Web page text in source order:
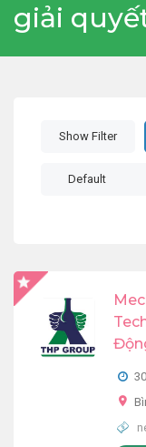
giải
Show Filter
Default